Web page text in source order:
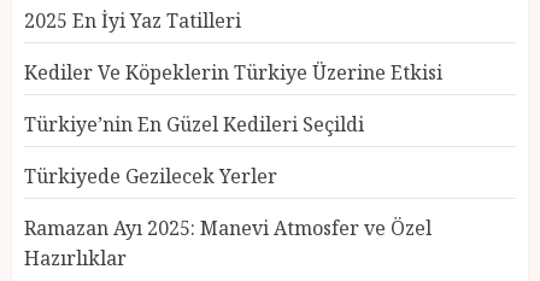
2025 En İyi Yaz Tatilleri
Kediler Ve Köpeklerin Türkiye Üzerine Etkisi
Türkiye’nin En Güzel Kedileri Seçildi
Türkiyede Gezilecek Yerler
Ramazan Ayı 2025: Manevi Atmosfer ve Özel
Hazırlıklar
Türkiye’nin En Güzel Kedileri
Seçildi
12 MART 2025